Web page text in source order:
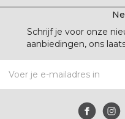
Schrijf je voor onze
aanbiedingen, ons